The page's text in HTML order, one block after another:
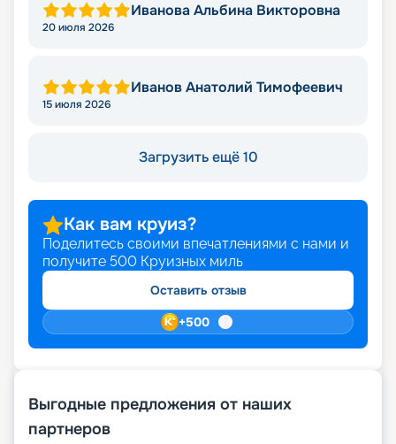
Иванова Альбина Викторовна
20 июля 2026
Иванов Анатолий Тимофеевич
15 июля 2026
Загрузить ещё 10
Как вам круиз?
Поделитесь своими впечатлениями с нами и
получите 500 Круизных миль
Оставить отзыв
+500
Выгодные предложения от наших
партнеров